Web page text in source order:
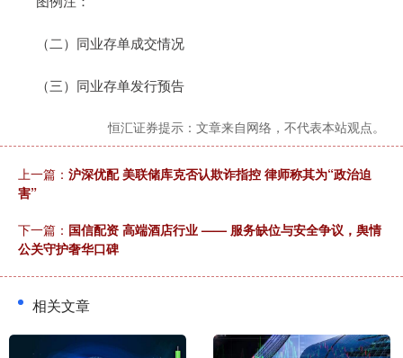
（二）同业存单成交情况
（三）同业存单发行预告
恒汇证券提示：文章来自网络，不代表本站观点。
上一篇： 沪深优配 美联储库克否认欺诈指控 律师称其为“政治迫
害”
下一篇： 国信配资 高端酒店行业 —— 服务缺位与安全争议，舆情
公关守护奢华口碑
相关文章